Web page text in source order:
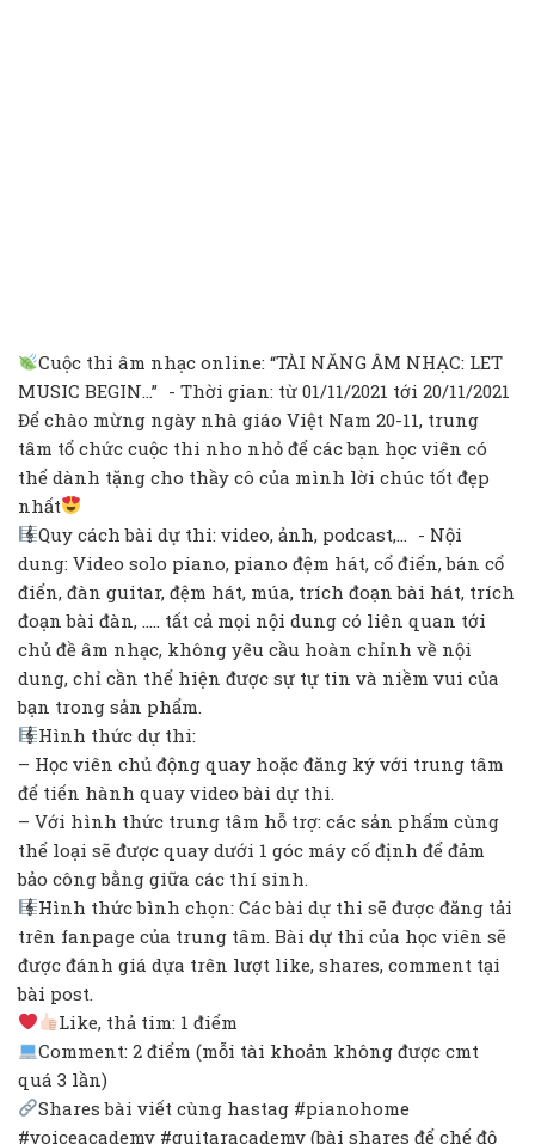
Cuộc thi âm nhạc online: “TÀI NĂNG ÂM NHẠC: LET
MUSIC BEGIN…” - Thời gian: từ 01/11/2021 tới 20/11/2021
Để chào mừng ngày nhà giáo Việt Nam 20-11, trung
tâm tổ chức cuộc thi nho nhỏ để các bạn học viên có
thể dành tặng cho thầy cô của mình lời chúc tốt đẹp
nhất
Quy cách bài dự thi: video, ảnh, podcast,… - Nội
dung: Video solo piano, piano đệm hát, cổ điển, bán cổ
điển, đàn guitar, đệm hát, múa, trích đoạn bài hát, trích
đoạn bài đàn, ….. tất cả mọi nội dung có liên quan tới
chủ đề âm nhạc, không yêu cầu hoàn chỉnh về nội
dung, chỉ cần thể hiện được sự tự tin và niềm vui của
bạn trong sản phẩm.
Hình thức dự thi:
– Học viên chủ động quay hoặc đăng ký với trung tâm
để tiến hành quay video bài dự thi.
– Với hình thức trung tâm hỗ trợ: các sản phẩm cùng
thể loại sẽ được quay dưới 1 góc máy cố định để đảm
bảo công bằng giữa các thí sinh.
Hình thức bình chọn: Các bài dự thi sẽ được đăng tải
trên fanpage của trung tâm. Bài dự thi của học viên sẽ
được đánh giá dựa trên lượt like, shares, comment tại
bài post.
Like, thả tim: 1 điểm
Comment: 2 điểm (mỗi tài khoản không được cmt
quá 3 lần)
Shares bài viết cùng hastag #pianohome
#voiceacademy #guitaracademy (bài shares để chế độ